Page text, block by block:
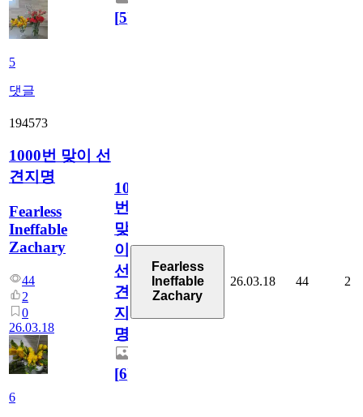
5
댓글
[5]
194573
1000번 맞이 선
견지명
Fearless
Ineffable
Zachary
44
2
0
26.03.18
6
1000
번
맞
이
선
견
지
명
[6]
Fearless
Ineffable
Zachary
26.03.18 44 2